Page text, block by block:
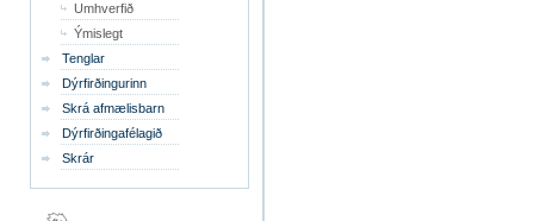
Umhverfið
Ýmislegt
Tenglar
Dýrfirðingurinn
Skrá afmælisbarn
Dýrfirðingafélagið
Skrár